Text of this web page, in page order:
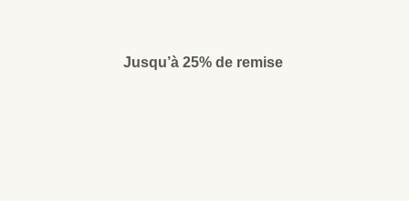
Jusqu’à 25% de remise